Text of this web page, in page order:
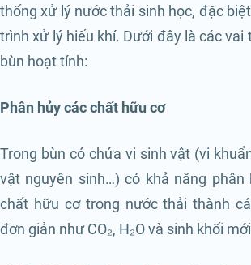
thống xử lý nước thải sinh học, đặc
trình xử lý hiếu khí. Dưới đây là các vai
bùn hoạt tính:
Phân hủy các chất hữu cơ
Trong bùn có chứa vi sinh vật (vi
vật nguyên sinh…) có khả năng phân
chất hữu cơ trong nước thải thành
đơn giản như CO₂, H₂O và sinh khối